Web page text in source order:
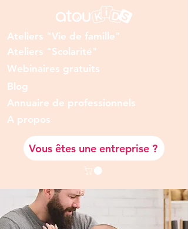
Ateliers "Vie de famille"
Ateliers "Scolarité"
Webinaires gratuits
Blog
Annuaire de professionnels
A propos
Vous êtes une entreprise ?